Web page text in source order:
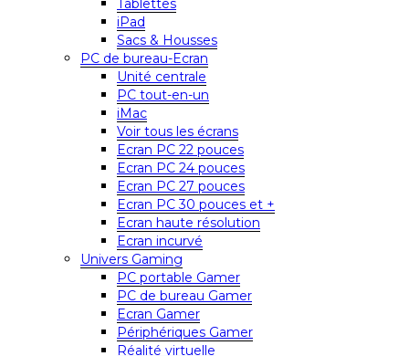
Tablettes
iPad
Sacs & Housses
PC de bureau-Ecran
Unité centrale
PC tout-en-un
iMac
Voir tous les écrans
Ecran PC 22 pouces
Ecran PC 24 pouces
Ecran PC 27 pouces
Ecran PC 30 pouces et +
Ecran haute résolution
Ecran incurvé
Univers Gaming
PC portable Gamer
PC de bureau Gamer
Ecran Gamer
Périphériques Gamer
Réalité virtuelle